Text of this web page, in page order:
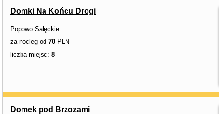
Domki Na Końcu Drogi
Popowo Salęckie
za nocleg od 70 PLN
liczba miejsc: 8
Domek pod Brzozami